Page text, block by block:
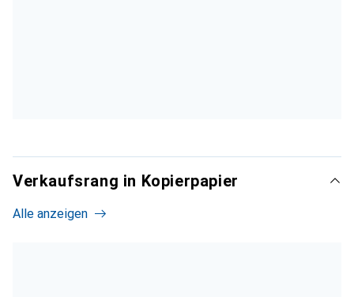
Verkaufsrang in Kopierpapier
Alle anzeigen